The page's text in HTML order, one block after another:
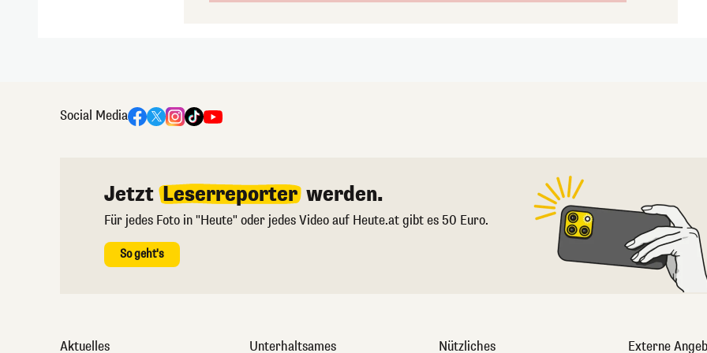
Social Media
Jetzt Leserreporter werden.
Für jedes Foto in "Heute" oder jedes Video auf Heute.at gibt es 50 Euro.
So geht's
Aktuelles Unterhaltsames Nützliches Externe